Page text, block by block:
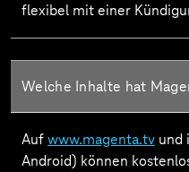
flexibel mit einer
Welche Inhalte hat
Aufwww.magenta.tv und
Android) können